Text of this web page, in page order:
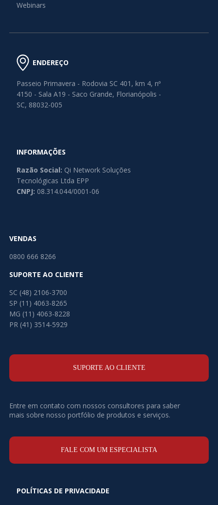
Webinars
ENDEREÇO
Passeio Primavera - Rodovia SC 401, km 4, nº
4150 - Sala A19 - Saco Grande, Florianópolis -
SC, 88032-005
INFORMAÇÕES
Razão Social: Qi Network Soluções
Tecnológicas Ltda EPP
CNPJ: 08.314.044/0001-06
VENDAS
0800 666 8266
SUPORTE AO CLIENTE
SC (48) 2106-3700
SP (11) 4063-8265
MG (11) 4063-8228
PR (41) 3514-5929
SUPORTE AO CLIENTE
Entre em contato com nossos consultores para saber
mais sobre nosso portfólio de produtos e serviços.
FALE COM UM ESPECIALISTA
POLÍTICAS DE PRIVACIDADE